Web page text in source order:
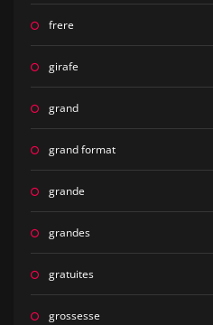
frere
girafe
grand
grand format
grande
grandes
gratuites
grossesse